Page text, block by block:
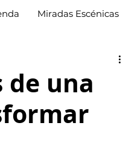
Miradas Escénicas
de una